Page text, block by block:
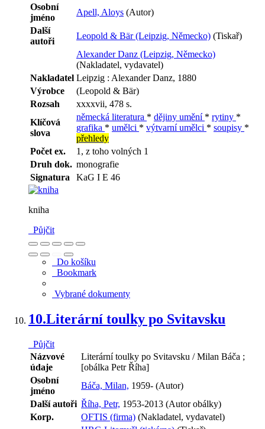
Osobní
jméno
Apell, Aloys (Autor)
Další
autoři
Leopold & Bär (Leipzig, Německo) (Tiskař)
Alexander Danz (Leipzig, Německo)
(Nakladatel, vydavatel)
Nakladatel Leipzig : Alexander Danz, 1880
Výrobce
(Leopold & Bär)
Rozsah
xxxxvii, 478 s.
Klíčová
slova
německá literatura * dějiny umění * rytiny *
grafika * umělci * výtvarní umělci * soupisy *
přehledy
Počet ex.
1, z toho volných 1
Druh dok. monografie
Signatura
KaG I E 46
kniha
Půjčit
Do košíku
Bookmark
Vybrané dokumenty
10.Literární toulky po Svitavsku
Půjčit
Názvové
údaje
Literární toulky po Svitavsku / Milan Báča ;
[obálka Petr Říha]
Osobní
jméno
Báča, Milan, 1959- (Autor)
Další autoři Říha, Petr, 1953-2013 (Autor obálky)
Korp.
OFTIS (firma) (Nakladatel, vydavatel)